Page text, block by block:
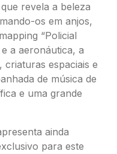
revela a beleza
os em anjos,
“Policial
a aeronáutica, a
espaciais e
de música de
e uma grande
ainda
para este